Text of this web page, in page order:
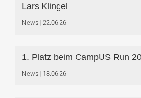
Lars Klingel
News 22.06.26
1. Platz beim CampUS Run
News 18.06.26